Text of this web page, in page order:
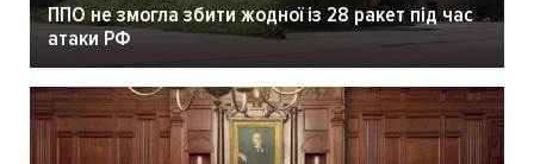
ППО не змогла збити жодної із 28 ракет під час
атаки РФ